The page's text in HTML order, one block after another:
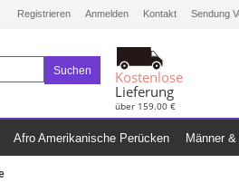
Registrieren Anmelden Kontakt Sendung
Suchen
Kostenlose
Lieferung
über 159.00 €
Afro Amerikanische Perücken Männer